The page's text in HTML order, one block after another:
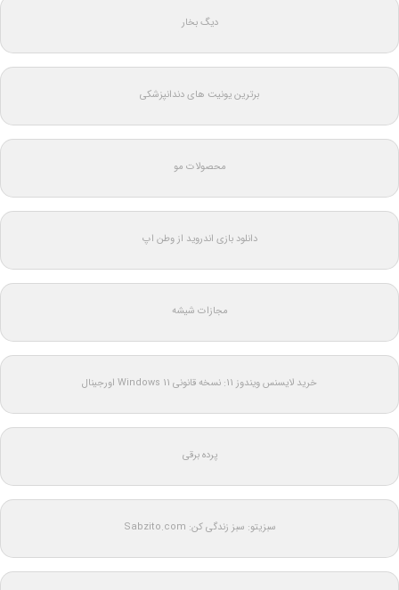
دیگ بخار
برترین یونیت های دندانپزشکی
محصولات مو
دانلود بازی اندروید از وطن اپ
مجازات شیشه
خرید لایسنس ویندوز 11: نسخه قانونی Windows 11 اورجینال
پرده برقی
سبزیتو: سبز زندگی کن: Sabzito.com